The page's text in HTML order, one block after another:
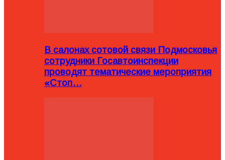
В салонах сотовой связи Подмосковья
сотрудники Госавтоинспекции
проводят тематические мероприятия
«Стоп…